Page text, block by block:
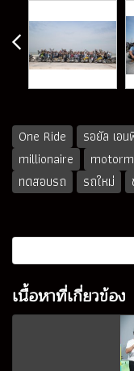
One Ride รอยัล เอ
millionaire
ทดสอบรถ
รถใหม่
เนื้อหาที่เกี่ยวข้อง